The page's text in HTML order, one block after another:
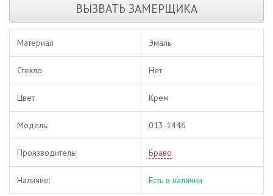
ВЫЗВАТЬ ЗАМЕРЩИКА
Материал Эмаль
Стекло Нет
Цвет Крем
Модель: 013-1446
Производитель: Браво
Наличие: Есть в наличии